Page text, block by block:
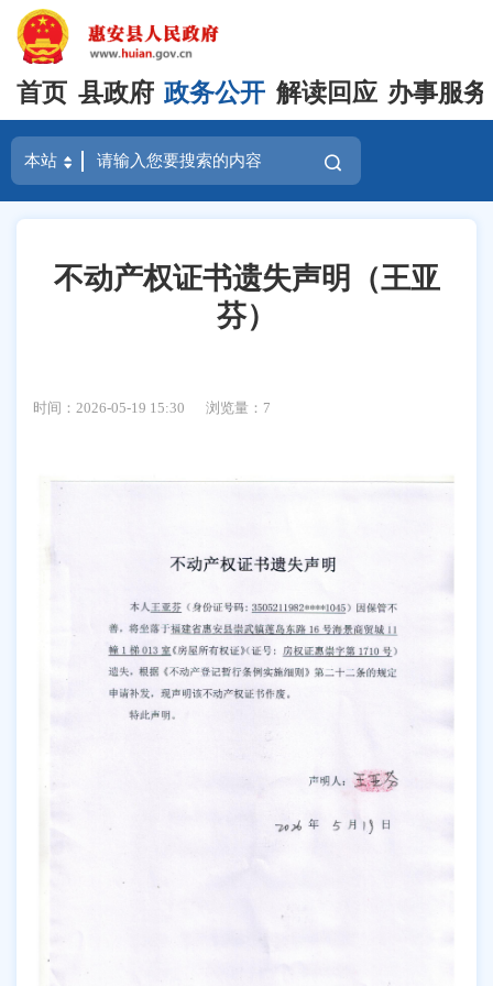
首页 县政府 政务公开 解读回应 办事服务
不动产权证书遗失声明（王亚
芬）
时间：2026-05-19 15:30 浏览量： 7